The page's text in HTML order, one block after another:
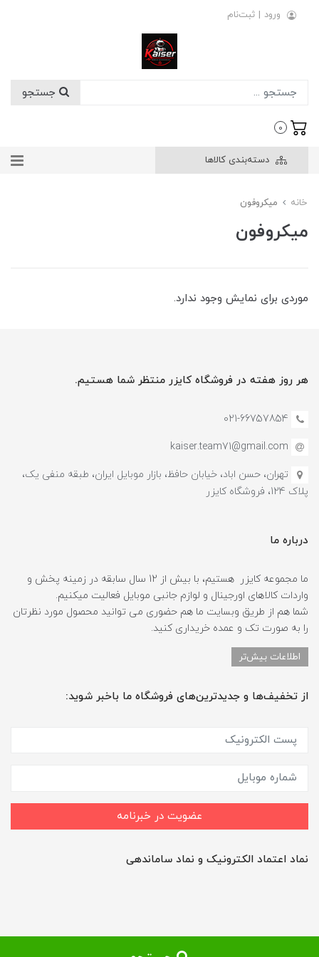
ورود | ثبت‌نام
0
دسته‌بندی کالاها
خانه میکروفون
میکروفون
موردی برای نمایش وجود ندارد.
هر روز هفته در فروشگاه کایزر منتظر شما هستیم.
021-66757854
kaiser.team71@gmail.com
تهران، حسن اباد، خیابان حافظ، بازار موبایل ایران، طبقه منفی یک،
پلاک 124، فروشگاه کایزر
درباره ما
ما مجموعه کایزر هستیم، با بیش از 12 سال سابقه در زمینه پخش و
واردات کالاهای اورجینال و لوازم جانبی موبایل فعالیت میکنیم.
شما هم از طریق وبسایت ما هم حضوری می توانید محصول مورد نظرتان
را به صورت تک و عمده خریداری کنید.
اطلاعات بیش‌تر
از تخفیف‌ها و جدیدترین‌های فروشگاه ما باخبر شوید:
عضویت در خبرنامه
نماد اعتماد الکترونیک و نماد ساماندهی